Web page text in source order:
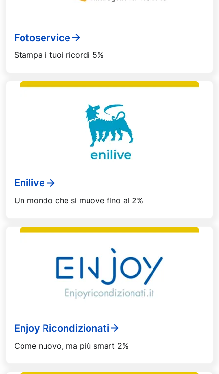
Fotoservice
Stampa i tuoi ricordi 5%
Enilive
Un mondo che si muove fino al 2%
Enjoy Ricondizionati
Come nuovo, ma più smart 2%